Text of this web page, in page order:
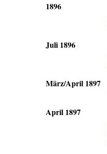
1896
Juli 1896
März/April 1897
April 1897